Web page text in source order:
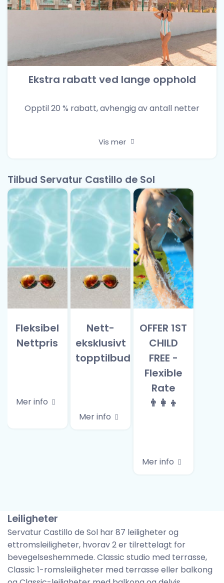
Ekstra rabatt ved lange opphold
Opptil 20 % rabatt, avhengig av antall netter
Vis mer
Tilbud Servatur Castillo de Sol
Fleksibel
Nettpris
Mer info
Nett-
eksklusivt
topptilbud
Mer info
OFFER 1ST
CHILD
FREE -
Flexible
Rate
👨‍👩‍👦
Mer info
Leiligheter
Servatur Castillo de Sol har 87 leiligheter og
ettromsleiligheter, hvorav 2 er tilrettelagt for
bevegelseshemmede. Classic studio med terrasse,
Classic 1-romsleiligheter med terrasse eller balkong